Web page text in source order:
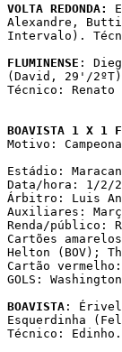
VOLTA REDONDA:
Alexandre, Butti
Intervalo).
FLUMINENSE :
(David, 29'/
Técnico: Renato
BOAVISTA 1 X 1
Motivo:
Estádio:
Data/hora: 1/2/
Árbitro: Luis
Auxiliares:
Renda/público:
Cartões
Helton (BOV);
Cartão
GOLS:
BOAVISTA :
Esquerdinha
Técnico: Edinho.